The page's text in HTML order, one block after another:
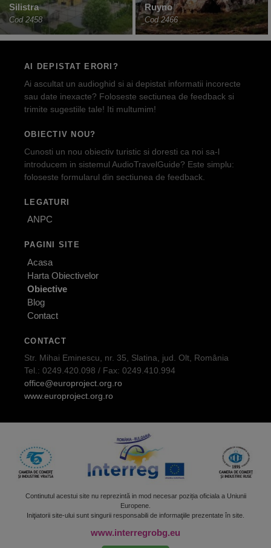
Silistra
Cod 2458
Ruyno
Cod 2466
AI DEPISTAT ERORI?
Ai ascultat un audioghid si ai depistat informatii incorecte
sau date inexacte? Foloseste sectiunea de feedback si
trimite sugestiile tale! Iti multumim!
OBIECTIV NOU?
Cunosti un nou obiectiv turistic si doresti ca noi sa-l
introducem in sistemul AudioTravelGuide? Este simplu:
foloseste formularul din sectiunea de feedback.
LEGATURI
ANPC
PAGINI SITE
Acasa
Harta Obiectivelor
Obiective
Blog
Contact
CONTACT
Str. Mihai Eminescu, nr. 35, Slatina, jud. Olt, România
Tel.: 0249.420.098 / Fax: 0249.410.994
office@europroject.org.ro
www.europroject.org.ro
Continutul acestui site nu reprezintă in mod necesar poziția oficiala a Uniunii
Europene.
Iniţiatorii site-ului sunt singurii responsabili de informaţiile prezentate în site.
www.interregrobg.eu